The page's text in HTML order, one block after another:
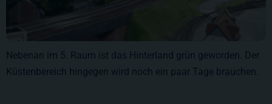
Nebenan im 5. Raum ist das Hinterland grün geworden. Der
Küstenbereich hingegen wird noch ein paar Tage brauchen.